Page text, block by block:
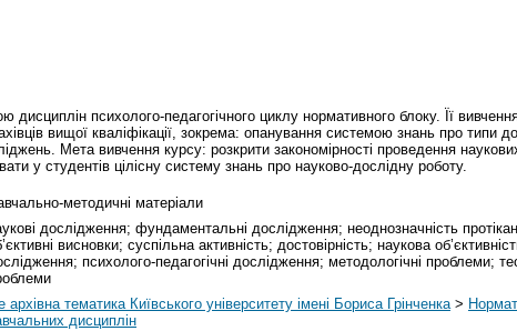
психолого-педагогічного циклу нормативного блоку. Її
вищої кваліфікації, зокрема: опанування системою знань про типи
Мета вивчення курсу: розкрити закономірності проведення
у студентів цілісну систему знань про науково-дослідну роботу.
методичні матеріали
дослідження; фундаментальні дослідження; неоднозначність
висновки; суспільна активність; достовірність; наукова
психолого-педагогічні дослідження; методологічні проблеми;
архівна тематика Київського університету імені Бориса Грінченка >
дисциплін